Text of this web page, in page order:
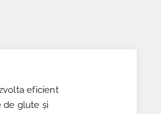
eficient
de glute și